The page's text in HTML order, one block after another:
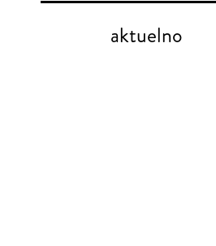
aktuelno